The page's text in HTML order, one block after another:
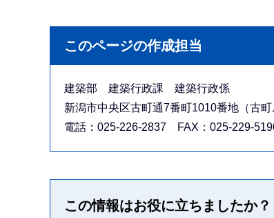
このページの作成担当
建築部 建築行政課 建築行政係
新潟市中央区古町通7番町1010番地（古町
電話：025-226-2837 FAX：025-229-
この情報はお役に立ちましたか？